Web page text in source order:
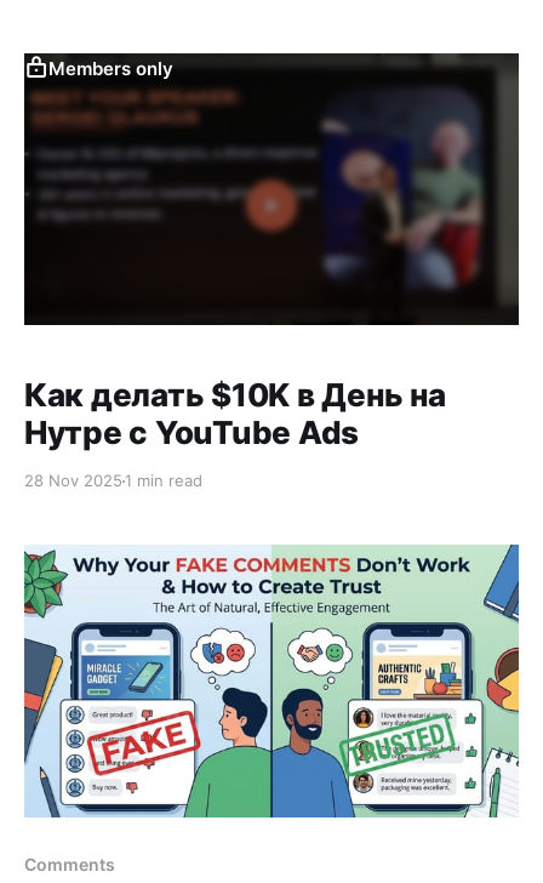
Members only
Как делать $10K в День на
Нутре с YouTube Ads
28 Nov 2025 1 min read
Comments